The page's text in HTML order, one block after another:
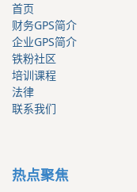
首页
财务GPS简介
企业GPS简介
铁粉社区
培训课程
法律
联系我们
热点聚焦